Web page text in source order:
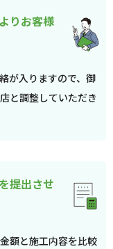
りお客様
が入りますので、御
と調整していただき
提出させ
額と施工内容を比較